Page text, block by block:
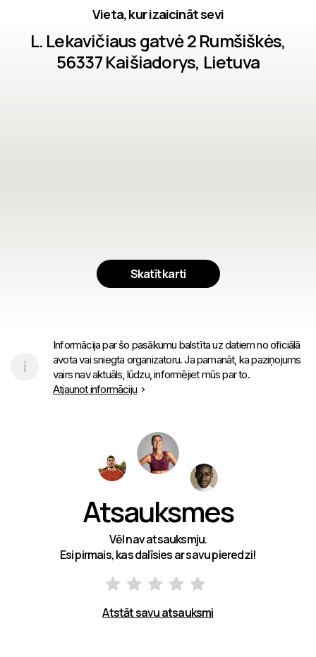
Vieta, kur izaicināt sevi
L. Lekavičiaus gatvė 2 Rumšiškės,
56337 Kaišiadorys, Lietuva
Skatīt karti
Informācija par šo pasākumu balstīta uz datiem no oficiālā
avota vai sniegta organizatoru. Ja pamanāt, ka paziņojums
vairs nav aktuāls, lūdzu, informējiet mūs par to.
Atjaunot informāciju
Atsauksmes
Vēl nav atsauksmju.
Esi pirmais, kas dalīsies ar savu pieredzi!
Atstāt savu atsauksmi